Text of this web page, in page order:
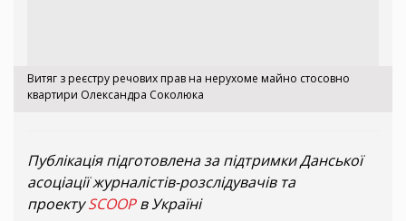
Витяг з реєстру речових прав на нерухоме майно стосовно
квартири Олександра Соколюка
Публікація підготовлена за підтримки Данської
асоціації журналістів-розслідувачів та
проектуSCOOPв Україні